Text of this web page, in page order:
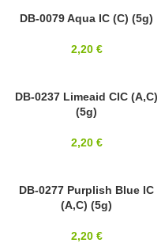
11/0DB-0079 Aqua IC (C) (5g)
2,20 €
11/0
DB-0237 Limeaid CIC (A,C)
(5g)
2,20 €
11/0DB-0277 Purplish Blue IC
(A,C) (5g)
2,20 €